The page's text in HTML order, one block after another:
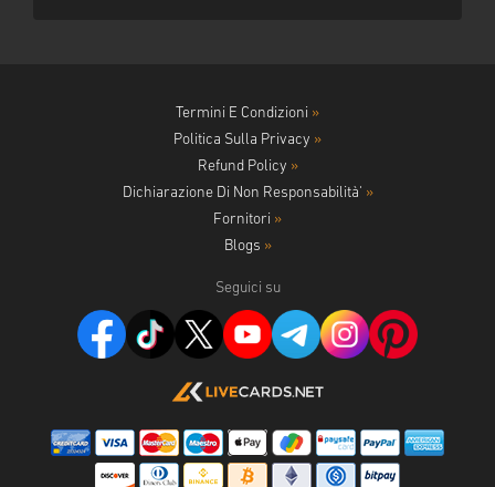
Termini E Condizioni »
Politica Sulla Privacy »
Refund Policy »
Dichiarazione Di Non Responsabilità' »
Fornitori »
Blogs »
Seguici su